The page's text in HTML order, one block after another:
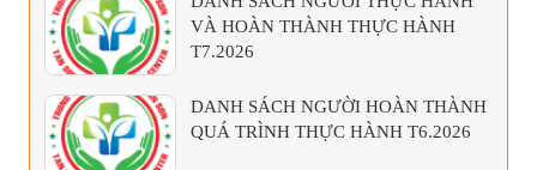
VÀ HOÀN THÀNH THỰC HÀNH
T7.2026
DANH SÁCH NGƯỜI HOÀN THÀNH
QUÁ TRÌNH THỰC HÀNH T6.2026